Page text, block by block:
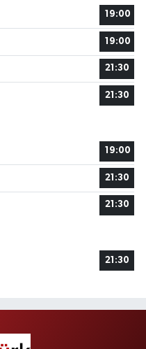
19:00
19:00
21:30
21:30
19:00
21:30
21:30
21:30